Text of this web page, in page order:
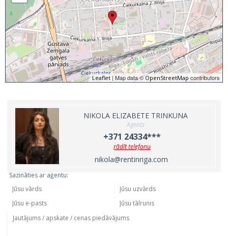
Leaflet| Map data ©OpenStreetMapcontributors
NIKOLA ELIZABETE TRINKUNA
Aģents
+371 24334***
rādīt telefonu
nikola@rentinriga.com
Sazināties ar aģentu: